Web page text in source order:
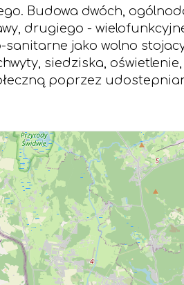
Budowa dwóch,
drugiego -
sanitarne jako wolno
siedziska,
poprzez